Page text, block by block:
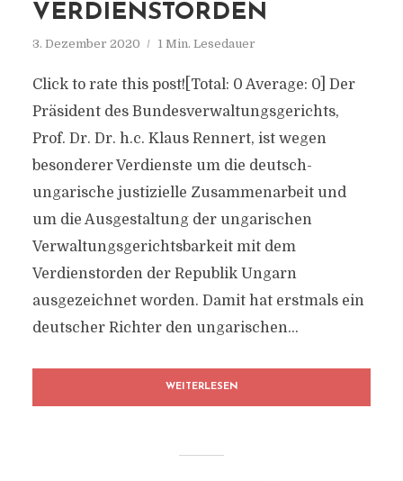
VERDIENSTORDEN
3. Dezember 2020 1 Min. Lesedauer
Click to rate this post![Total: 0 Average: 0] Der
Präsident des Bundesverwaltungsgerichts,
Prof. Dr. Dr. h.c. Klaus Rennert, ist wegen
besonderer Verdienste um die deutsch-
ungarische justizielle Zusammenarbeit und
um die Ausgestaltung der ungarischen
Verwaltungsgerichtsbarkeit mit dem
Verdienstorden der Republik Ungarn
ausgezeichnet worden. Damit hat erstmals ein
deutscher Richter den ungarischen...
WEITERLESEN